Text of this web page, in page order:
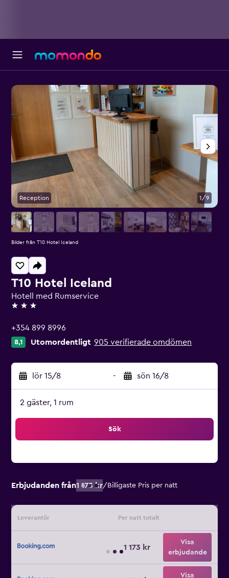
T10 Hotel Iceland
Hotell med Rumservice
3 stjärnor
+354 899 8996
8,1 Utomordentligt 905 verifierade omdömen
lör 15/8 - sön 16/8
2 gäster, 1 rum
Sök
Erbjudanden från1 173 kr/ Billigaste Pris per natt
Leverantör Per natt totalt
1 173 kr
Visa
erbjudande
Visa
Reception 1/9
Bilder från T10 Hotel Iceland